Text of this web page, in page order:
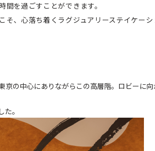
を過ごすことができます。
、心落ち着くラグジュアリーステイケー
の中心にありながらこの高層階。ロビーに
。